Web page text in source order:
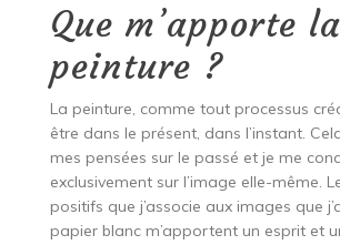
Que m’apporte la
peinture ?
La peinture, comme tout processus
être dans le présent, dans l’instant.
mes pensées sur le passé et je me
exclusivement sur l’image elle-même.
positifs que j’associe aux images que
papier blanc m’apportent un esprit et